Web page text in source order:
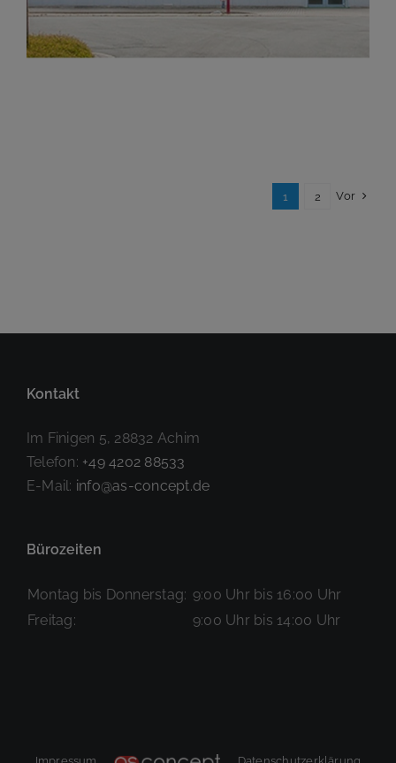
1 2 Vor
Kontakt
Im Finigen 5, 28832 Achim
Telefon: +49 4202 88533
E-Mail: info@as-concept.de
Bürozeiten
Montag bis Donnerstag: 9:00 Uhr bis 16:00 Uhr
Freitag:
9:00 Uhr bis 14:00 Uhr